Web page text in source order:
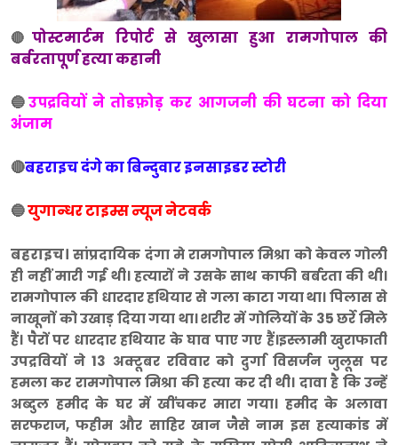
🔴पोस्टमार्टम रिपोर्ट से खुलासा हुआ रामगोपाल की
बर्बरतापूर्ण हत्या कहानी
🔵उपद्रवियों ने तोडफ़ोड़ कर आगजनी की घटना को दिया
अंजाम
🔴बहराइच दंगे का बिन्दुवार इनसाइडर स्टोरी
🔵युगान्धर टाइम्स न्यूज नेटवर्क
बहराइच। सांप्रदायिक दंगा मे रामगोपाल मिश्रा को केवल गोली
ही नहीं मारी गई थी। हत्यारों ने उसके साथ काफी बर्बरता की थी।
रामगोपाल की धारदार हथियार से गला काटा गया था। पिलास से
नाखूनों को उखाड़ दिया गया था। शरीर में गोलियों के 35 छर्रे मिले
हैं। पैरों पर धारदार हथियार के घाव पाए गए हैं।इस्लामी खुराफाती
उपद्रवियों ने 13 अक्टूबर रविवार को दुर्गा विसर्जन जुलूस पर
हमला कर रामगोपाल मिश्रा की हत्या कर दी थी। दावा है कि उन्हें
अब्दुल हमीद के घर में खींचकर मारा गया। हमीद के अलावा
सरफराज, फहीम और साहिर खान जैसे नाम इस हत्याकांड में